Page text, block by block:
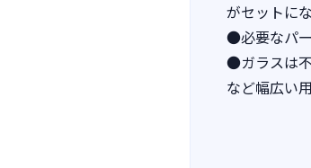
がセットに
●必要なパー
●ガラスは
など幅広い